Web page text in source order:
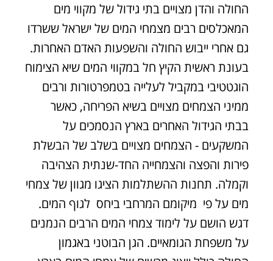
החולה והדן מצויים בתי גידול של מקווי מים
המאכלסים רבים מצמחי המים של ישראל ששרדו
גם אחרי ייבוש החולה והשפעות האדם האחרות.
בעונת ראשית הקיץ חל במקווי המים שיא הצימוח
הוגטטיבי במקביל לעלייה בטמפרטורות ורבים
ממיני הצמחים מצויים בשיא הפריחה, כאשר
בבתי הגידול האחרים בארץ הנסמכים על
המשקעים - הצמחים מצויים בשלב של הבשלת
פירות והפצה והצמחייה החד-שנתית הצהיבה
וקמלה. תחנות ההשתלמות הציגו מגוון של צמחי
מים על פי מיקומם המרחבי ביחס לגוף המים.
דגש הושם על לימוד צמחי המים הרבים הנמנים
על משפחת הגומאיים. הגן הבוטני באגמון